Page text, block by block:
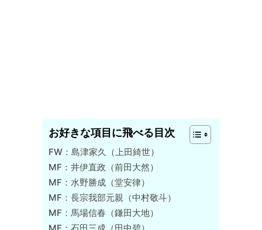
お好きな項目に飛べる目次
FW：島津家久（上田綺世）
MF：井伊直政（前田大然）
MF：水野勝成（堂安律）
MF：長宗我部元親（中村敬斗）
MF：馬場信春（鎌田大地）